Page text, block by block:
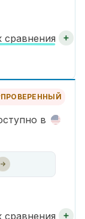
сравнения
ПРОВЕРЕННЫЙ
в
сравнения